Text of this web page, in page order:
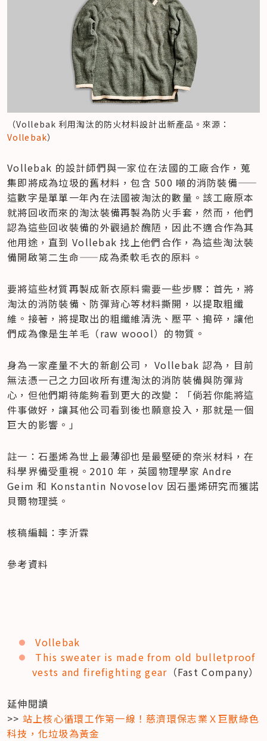
（Vollebak 利用淘汰的防火材料設計出新產品。來源：
Vollebak）
Vollebak 的設計師們與一家位在法國的工廠合作，蒐
集即將成為垃圾的舊材料，包含 500 噸的消防裝備——
這數字是單單一年內在法國被淘汰的數量。該工廠原本
就將回收而來的淘汰裝備再製為防火手套，然而，他們
認為這些回收裝備的外觀過於醜陋，因此不適合作為其
他用途，直到 Vollebak 找上他們合作，為這些淘汰裝
備開啟第二生命——成為柔軟毛衣的原料。
要將這些材質再製成新衣原料需要一些步驟：首先，將
淘汰的消防裝備、防彈背心等材料撕開，以提取粗纖
維。接著，將提取出的粗纖維清洗、壓平、搗碎，讓他
們成為像是生羊毛（raw woool）的物質。
身為一家產量不大的新創公司， Vollebak 認為，目前
無法憑一己之力回收所有遭淘汰的消防裝備與防彈背
心，但他們期待能夠看到更大的改變：「倘若你能將這
件事做好，讓其他公司看到後也願意投入，那就是一個
巨大的影響。」
註一：石墨烯為世上最薄卻也是最堅硬的奈米材料，在
科學界備受重視。2010 年，英國物理學家 Andre
Geim 和 Konstantin Novoselov 因石墨烯研究而獲諾
貝爾物理獎。
核稿編輯：李沂霖
參考資料
Vollebak
This sweater is made from old bulletproof
vests and firefighting gear （Fast Company）
延伸閱讀
>> 站上核心循環工作第一線！慈濟環保志業Ｘ巨獸綠色
科技，化垃圾為黃金